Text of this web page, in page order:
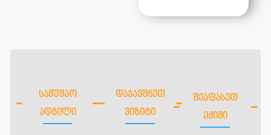
ᲡᲐᲛᲣᲨᲐᲝ
ᲐᲓᲒᲘᲚᲘ
ᲓᲐᲯᲐᲕᲨᲜᲔᲗ
ᲕᲘᲖᲘᲢᲘ
ᲨᲔᲐᲤᲐᲡᲔᲗ
ᲔᲥᲘᲛᲘ